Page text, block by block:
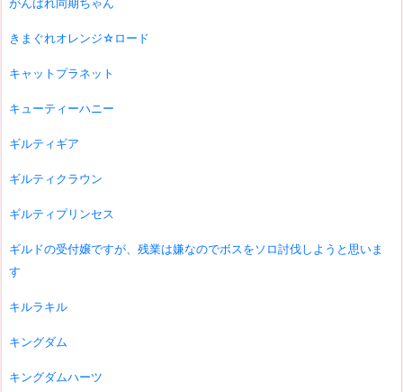
がんばれ同期ちゃん
きまぐれオレンジ☆ロード
キャットプラネット
キューティーハニー
ギルティギア
ギルティクラウン
ギルティプリンセス
ギルドの受付嬢ですが、残業は嫌なのでボスをソロ討伐しようと思いま
す
キルラキル
キングダム
キングダムハーツ